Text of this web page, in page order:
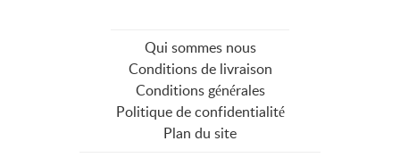
Qui sommes nous
Conditions de livraison
Conditions générales
Politique de confidentialité
Plan du site